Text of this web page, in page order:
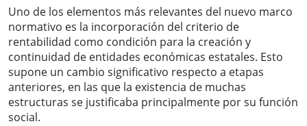
Uno de los elementos más relevantes del nuevo marco
normativo es la incorporación del criterio de
rentabilidad como condición para la creación y
continuidad de entidades económicas estatales. Esto
supone un cambio significativo respecto a etapas
anteriores, en las que la existencia de muchas
estructuras se justificaba principalmente por su función
social.